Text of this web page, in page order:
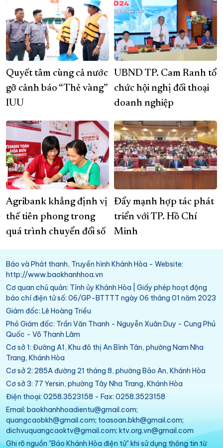
Quyết tâm cùng cả nước
gỡ cảnh báo “Thẻ vàng”
IUU
UBND TP. Cam Ranh tổ
chức hội nghị đối thoại
doanh nghiệp
Agribank khẳng định vị
thế tiên phong trong
quá trình chuyển đổi số
Đẩy mạnh hợp tác phát
triển với TP. Hồ Chí
Minh
Báo và Phát thanh, Truyền hình Khánh Hòa - Website:
http://www.baokhanhhoa.vn
Cơ quan chủ quản: Tỉnh ủy Khánh Hòa | Giấy phép hoạt động
báo chí điện tử số: 06/GP-BTTTT ngày 06 tháng 01 năm 2023
Giám đốc: Lê Hoàng Triều
Phó Giám đốc: Trần Văn Thanh - Nguyễn Xuân Duy - Cung Phú
Quốc - Võ Thanh Lâm
Cơ sở 1: Đường A1, Khu đô thị An Bình Tân, phường Nam Nha
Trang, Khánh Hòa
Cơ sở 2: 285A đường 21 tháng 8, phường Bảo An, Khánh Hòa
Cơ sở 3: 77 Yersin, phường Tây Nha Trang, Khánh Hòa
Điện thoại: 0258.3523158 - Fax: 0258.3523158
Email: baokhanhhoadientu@gmail.com;
quangcaobkh@gmail.com; toasoan.bkh@gmail.com;
dichvuquangcaoktv@gmail.com; ktv.org.vn@gmail.com
Ghi rõ nguồn "Báo Khánh Hòa điện tử" khi sử dụng thông tin từ